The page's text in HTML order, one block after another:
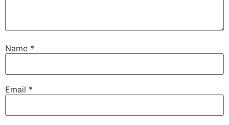
Name *
Email *